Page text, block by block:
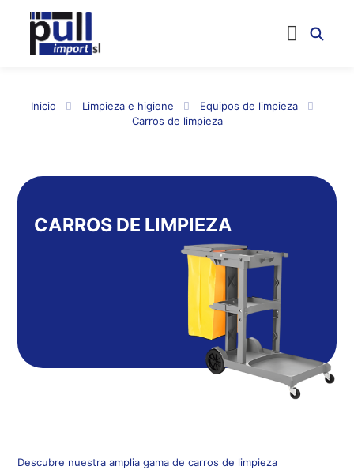
Inicio Limpieza e higiene
Equipos de limpieza
Carros de limpieza
CARROS DE LIMPIEZA
Descubre nuestra amplia gama de carros de limpieza